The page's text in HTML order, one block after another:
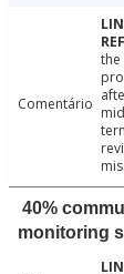
Comentário
the
mid
40%
monitoring